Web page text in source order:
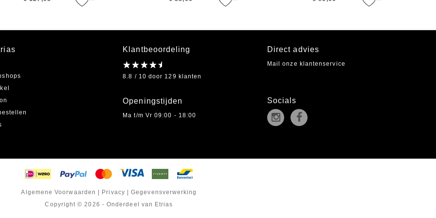
Klantbeoordeling
8.8 / 10 door 129 klanten
Openingstijden
Ma t/m Vr 09:00 - 18:00
Direct advies
Mail onze klantenservice
Socials
Algemene Voorwaarden Privacy |Gegevensverwerking
Copyright © 2026 - Onderdeel van Etrias